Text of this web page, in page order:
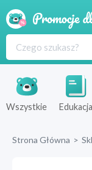
Wszystkie Edukacja
Strona Główna >